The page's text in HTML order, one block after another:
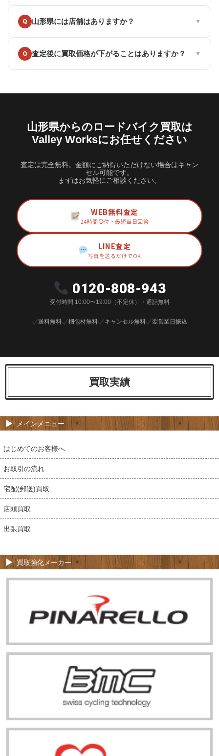
いいえ、送料は一切かかりません。山形県からの発送も着払
いで完全無料です。山形県からは約2日で届きます。さらに、
もありません。
Q 山形県には店舗はありますか？ ▼
現在、山形県には店舗はございませんが、宅配買取で全国対
応しております。本店は兵庫県神戸市（JR兵庫駅 徒歩3分）
Q 査定後に買取価格が下がることはありますか？ ▼
くりご検討いただけます。
山形県からのロードバイク買取は
Valley Worksにお任せください
査定は完全無料。金額にご納得いただけない場合はキャン
セル可能です。
まずはお気軽にご相談ください。
WEB無料査定
24時間受付・最短当日回答
LINE査定
写真を送るだけでOK
0120-808-943
受付時間 10:00〜19:00（不定休）・通話無料
送料無料 梱包材無料 キャンセル無料 翌営業日振込
買取実績
メインメニュー
はじめてのお客様へ
お取引の流れ
宅配(郵送)買取
店頭買取
出張買取
買取強化メーカー